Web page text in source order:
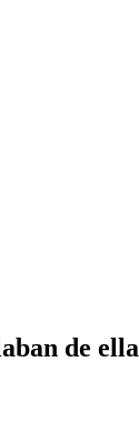
de ella